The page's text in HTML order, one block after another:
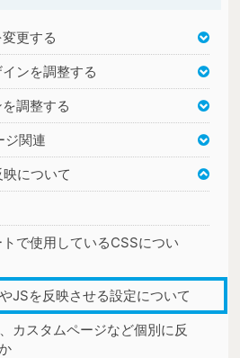
更する
ンを調整する
調整する
ジ関連
について
で使用しているCSSについ
JSを反映させる設定について
カスタムページなど個別に反